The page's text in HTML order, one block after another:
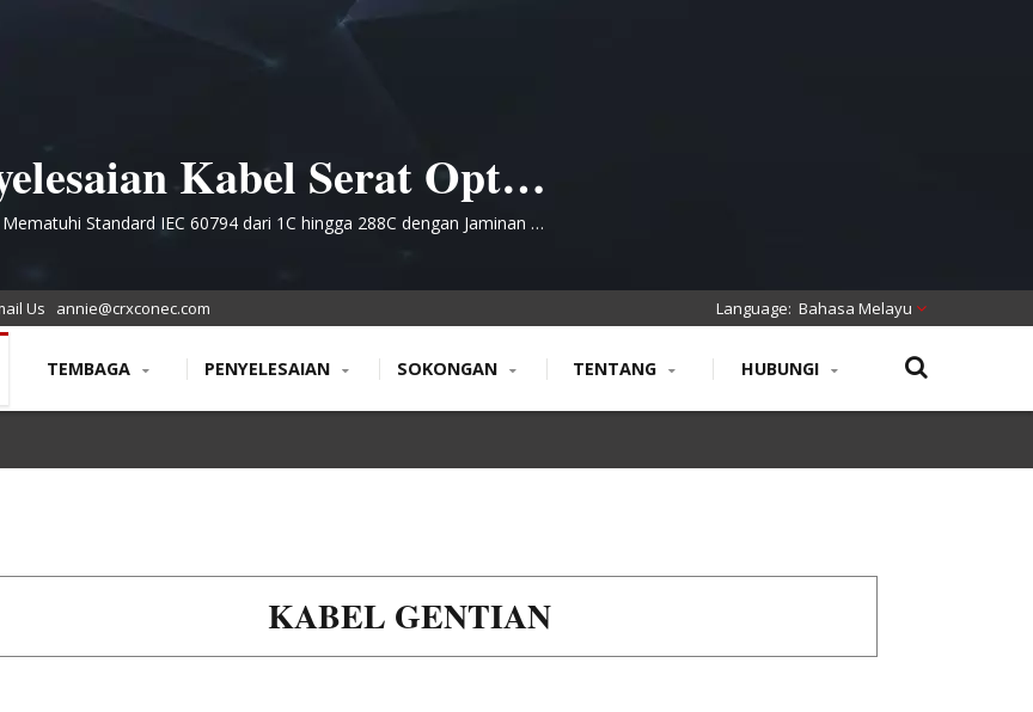
Kabel Serat Optik
untuk Rangkaian
Dalam dan Luar
Standard IEC 60794 dari 1C hingga 288C dengan Jaminan 25
Us annie@crxconec.com Bahasa Melayu
TEMBAGA PENYELESAIAN SOKONGAN TENTANG HUBUNGI
KABEL GENTIAN